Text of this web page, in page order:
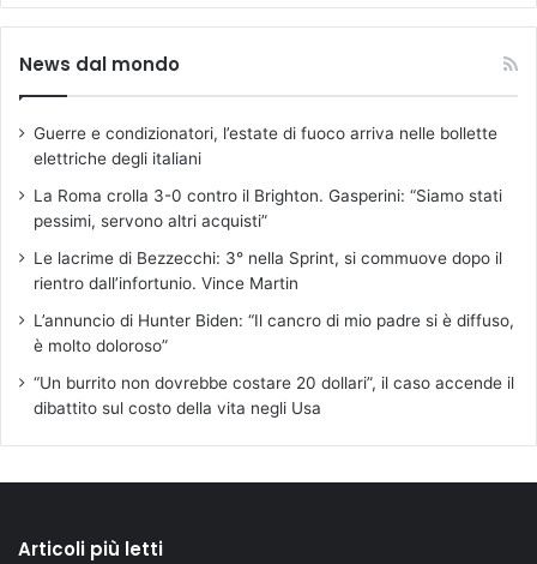
News dal mondo
Guerre e condizionatori, l’estate di fuoco arriva nelle bollette
elettriche degli italiani
La Roma crolla 3-0 contro il Brighton. Gasperini: “Siamo stati
pessimi, servono altri acquisti”
Le lacrime di Bezzecchi: 3° nella Sprint, si commuove dopo il
rientro dall’infortunio. Vince Martin
L’annuncio di Hunter Biden: “Il cancro di mio padre si è diffuso,
è molto doloroso”
“Un burrito non dovrebbe costare 20 dollari”, il caso accende il
dibattito sul costo della vita negli Usa
Articoli più letti